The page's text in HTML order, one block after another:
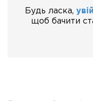
Будь ласка,
щоб бачити